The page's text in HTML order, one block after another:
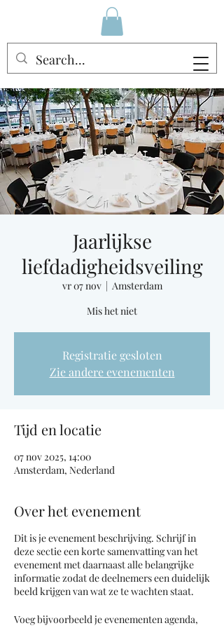
Jaarlijkse
liefdadigheidsveiling
vr 07 nov
  |
Amsterdam
Mis het niet
Registratie gesloten
Zie andere evenementen
Tijd en locatie
07 nov 2025, 14:00
Amsterdam, Nederland
Over het evenement
Dit is je evenement beschrijving. Schrijf in
deze sectie een korte samenvatting van het
evenement met daarnaast alle belangrijke
informatie zodat de deelnemers een duidelijk
beeld krijgen van wat ze te wachten staat.
Voeg bijvoorbeeld je evenementen agenda,